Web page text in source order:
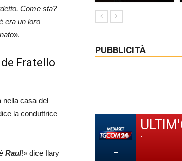
Come sta?
era un loro
».
Fratello
nella casa del
la conduttrice
Raul!» dice Ilary
PUBBLICITÀ
-
-